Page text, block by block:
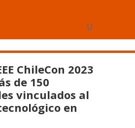
ChileCon 2023
de 150
vinculados al
en